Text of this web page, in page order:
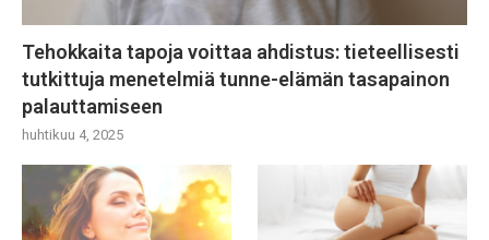
Tehokkaita tapoja voittaa ahdistus: tieteellisesti
tutkittuja menetelmiä tunne-elämän tasapainon
palauttamiseen
huhtikuu 4, 2025